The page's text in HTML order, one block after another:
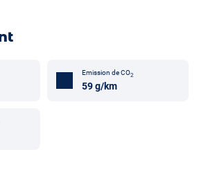
Emission de CO2
59 g/km